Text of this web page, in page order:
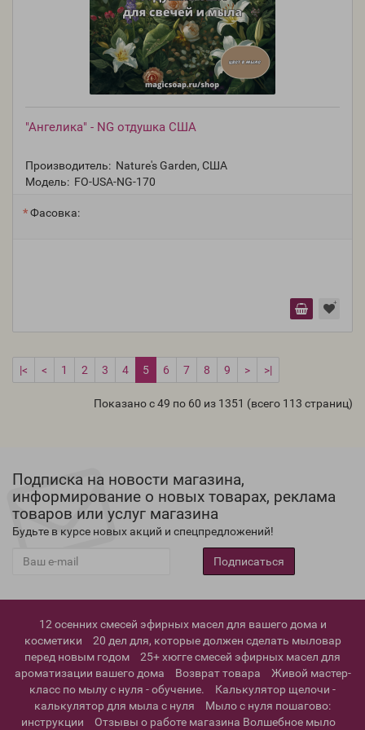
"Ангелика" - NG отдушка США
Производитель: Nature's Garden, США
Модель: FO-USA-NG-170
Фасовка:
|< < 1 2 3 4 5 6 7 8 9 > >|
Показано с 49 по 60 из 1351 (всего 113 страниц)
Подписка на новости магазина,
информирование о новых товарах, реклама
товаров или услуг магазина
Будьте в курсе новых акций и спецпредложений!
Подписаться
12 осенних смесей эфирных масел для вашего дома и
косметики
20 дел для, которые должен сделать мыловар
перед новым годом
25+ хюгге смесей эфирных масел для
ароматизации вашего дома
Возврат товара
Живой мастер-
класс по мылу с нуля - обучение.
Калькулятор щелочи -
калькулятор для мыла с нуля
Мыло с нуля пошагово:
инструкции
Отзывы о работе магазина Волшебное мыло